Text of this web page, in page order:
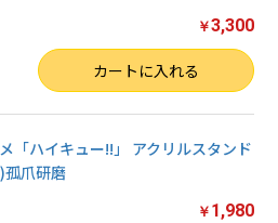
￥3,300
カートに入れる
「ハイキュー!!」 アクリルスタンド
孤爪研磨
￥ 1,980